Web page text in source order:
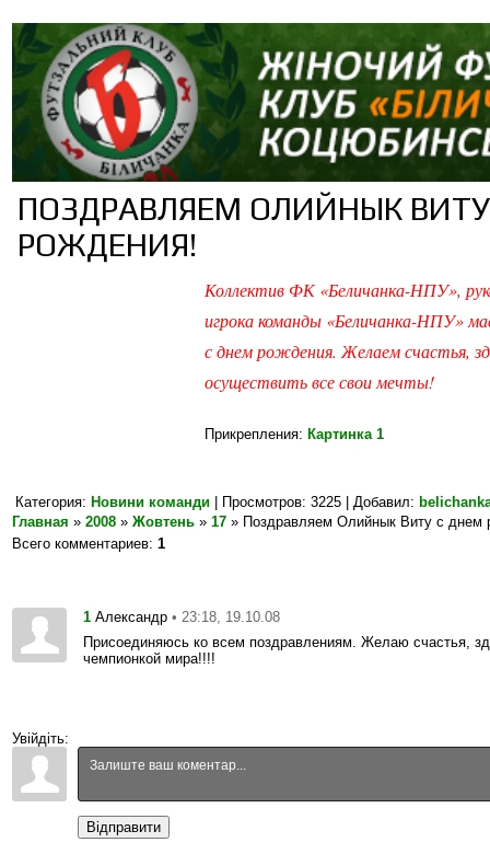
ПОЗДРАВЛЯЕМ ОЛИЙНЫК
РОЖДЕНИЯ!
Коллектив ФК «Беличанка-НПУ»,
игрока команды «Беличанка-НПУ»
с днем рождения. Желаем счастья,
осуществить все свои мечты!
Прикрепления: Картинка 1
Категория: Новини команди | Просмотров: 3225 | Добавил:
Главная » 2008 » Жовтень » 17 » Поздравляем Олийнык Виту с днем
Всего комментариев: 1
1 Александр • 23:18, 19.10.08
Присоединяюсь ко всем поздравлениям. Желаю счастья,
чемпионкой мира!!!!
Увійдіть:
Відправити